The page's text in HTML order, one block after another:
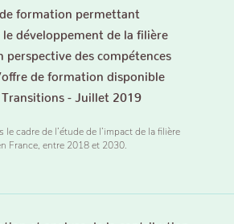
de formation permettant
le développement de la filière
perspective des compétences
de formation disponible
- Juillet 2019
cadre de l’étude de l’impact de la filière
France, entre 2018 et 2030.